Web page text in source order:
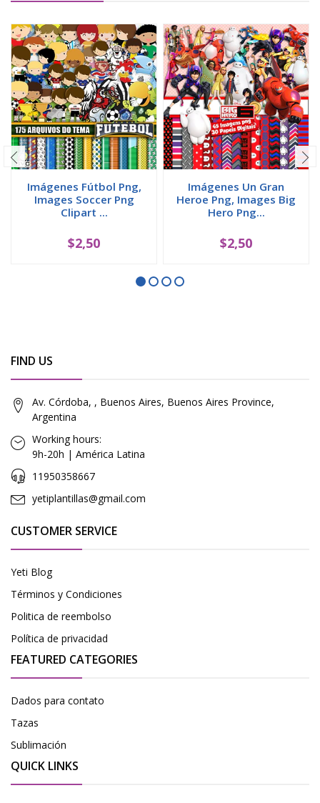
Imágenes Fútbol Png,
Images Soccer Png
Clipart ...
$2,50
Imágenes Un Gran
Heroe Png, Images Big
Hero Png...
$2,50
FIND US
Av. Córdoba, , Buenos Aires, Buenos Aires Province,
Argentina
Working hours:
9h-20h | América Latina
11950358667
yetiplantillas@gmail.com
CUSTOMER SERVICE
Yeti Blog
Términos y Condiciones
Politica de reembolso
Política de privacidad
FEATURED CATEGORIES
Dados para contato
Tazas
Sublimación
QUICK LINKS